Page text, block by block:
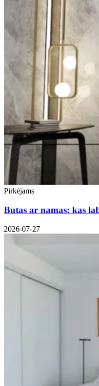
Pirkėjams
Butas ar namas: kas
2026-07-27